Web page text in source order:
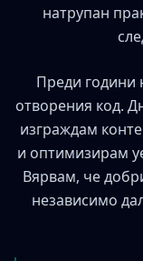
натрупан
Преди години
отворения код.
изграждам
и оптимизирам
Вярвам, че
независимо